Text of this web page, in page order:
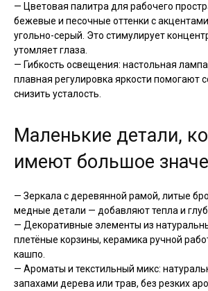
— Цветовая палитра для рабочего
бежевые и песочные оттенки с
угольно-серый. Это стимулирует
утомляет глаза.
— Гибкость освещения: настольная
плавная регулировка яркости помогают
снизить усталость.
Маленькие детали,
имеют большое
— Зеркала с деревянной рамой, литые
медные детали — добавляют тепла и
— Декоративные элементы из
плетёные корзины, керамика ручной
кашпо.
— Ароматы и текстильный микс:
запахами дерева или трав, без резких